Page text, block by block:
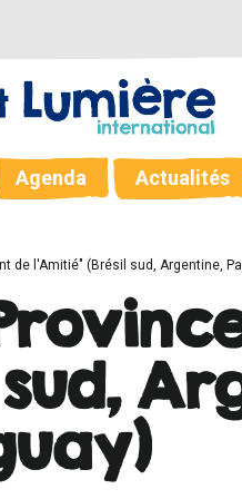
Agenda Actualités
de l'Amitié" (Brésil sud, Argentine,